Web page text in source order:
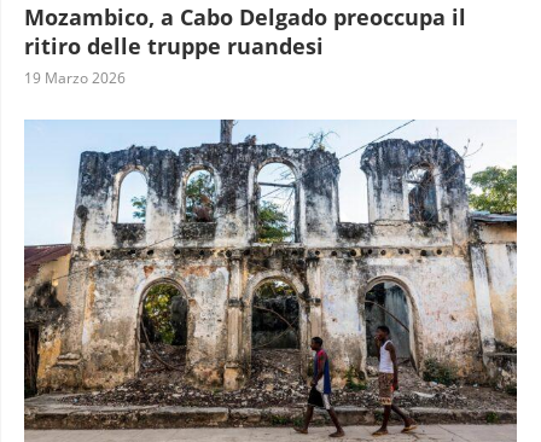
Mozambico, a Cabo Delgado preoccupa il
ritiro delle truppe ruandesi
19 Marzo 2026